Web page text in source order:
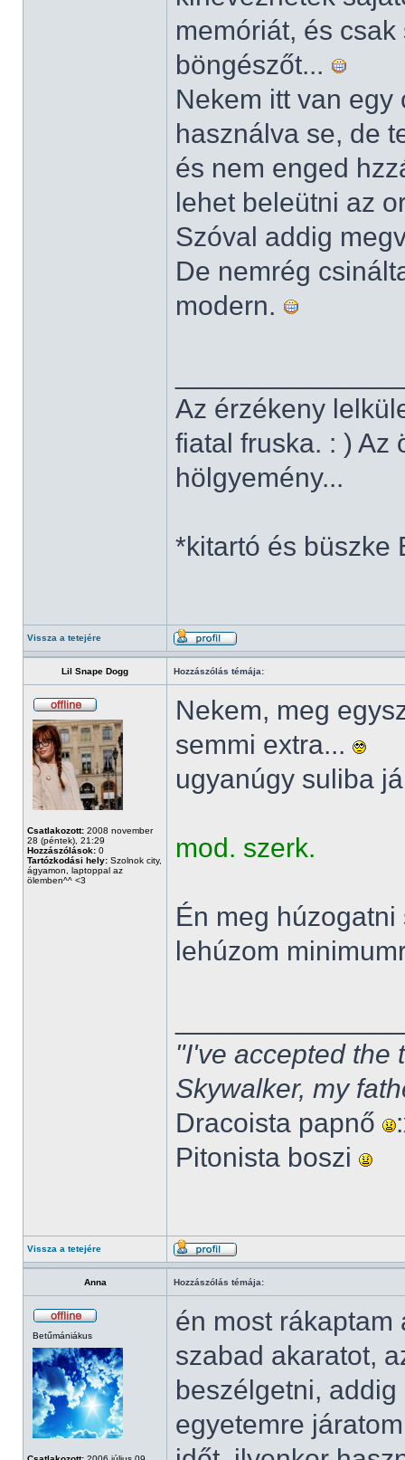
memóriát, és
böngészőt...
Nekem itt van
használva se, de
és nem enged
lehet beleütni az
Szóval addig
De nemrég
modern.
Az érzékeny
fiatal fruska. : ) Az
hölgyemény...
*kitartó és büszke
Vissza a tetejére
Lil Snape Dogg Hozzászólás témája:
Csatlakozott: 2008 november
28 (péntek), 21:29
Hozzászólások: 0
Tartózkodási hely: Szolnok city,
ágyamon, laptoppal az
ölemben^^ <3
Nekem, meg
semmi extra...
ugyanúgy suliba
mod. szerk.
Én meg
lehúzom
"I've accepted the
Skywalker, my
Dracoista papnő
Pitonista boszi
Vissza a tetejére
Anna Hozzászólás témája:
Betűmániákus
én most rákaptam
szabad akaratot,
beszélgetni,
egyetemre